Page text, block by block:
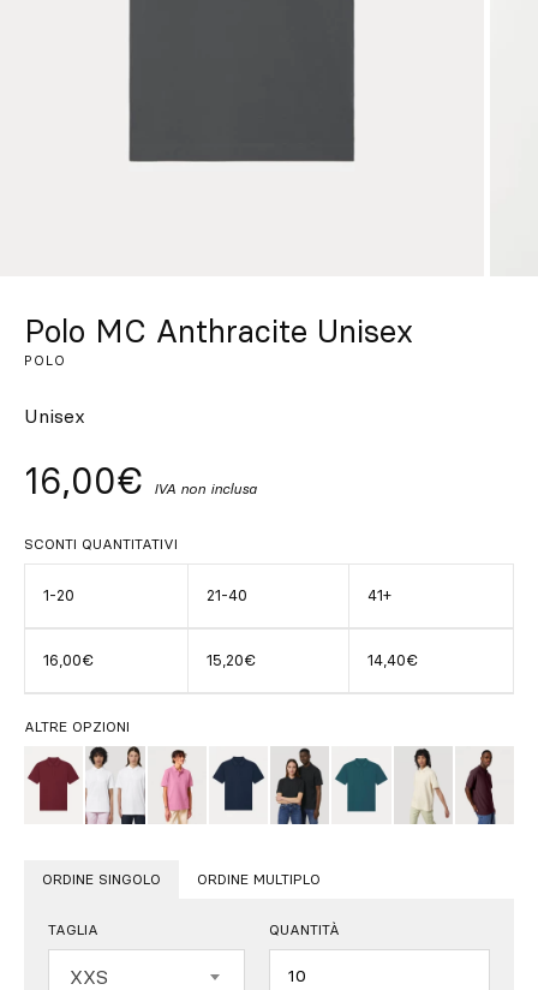
Polo MC Anthracite Unisex
POLO
Unisex
16,00€ IVA non inclusa
SCONTI QUANTITATIVI
1-20 21-40 41+
16,00€ 15,20€ 14,40€
ALTRE OPZIONI
ORDINE SINGOLO ORDINE MULTIPLO
TAGLIA
XXS
QUANTITÀ
Quantità